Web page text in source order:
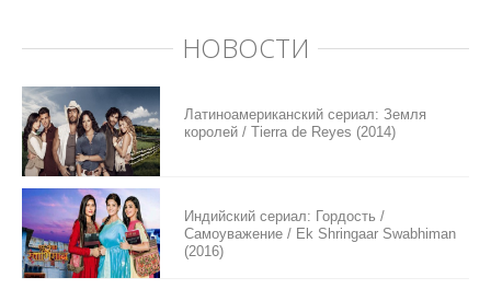
НОВОСТИ
Латиноамериканский сериал: Земля
королей / Tierra de Reyes (2014)
Индийский сериал: Гордость /
Самоуважение / Ek Shringaar Swabhiman
(2016)